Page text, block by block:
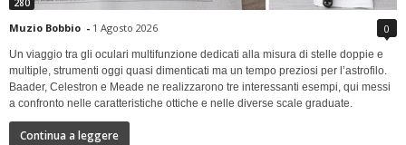
280
Muzio Bobbio - 1 Agosto 2026 0
Un viaggio tra gli oculari multifunzione dedicati alla misura di stelle doppie e
multiple, strumenti oggi quasi dimenticati ma un tempo preziosi per l’astrofilo.
Baader, Celestron e Meade ne realizzarono tre interessanti esempi, qui messi
a confronto nelle caratteristiche ottiche e nelle diverse scale graduate.
Continua a leggere